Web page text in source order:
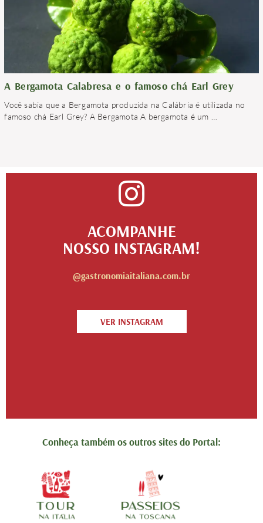
A Bergamota Calabresa e o famoso chá Earl Grey
Você sabia que a Bergamota produzida na Calábria é utilizada no
famoso chá Earl Grey? A Bergamota A bergamota é um
ACOMPANHE
NOSSO INSTAGRAM!
@gastronomiaitaliana.com.br
VER INSTAGRAM
Conheça também os outros sites do Portal: